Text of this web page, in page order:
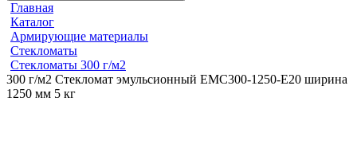
Главная
Каталог
Армирующие материалы
Стекломаты
Стекломаты 300 г/м2
300 г/м2 Стекломат эмульсионный EMC300-1250-E20 ширина
1250 мм 5 кг